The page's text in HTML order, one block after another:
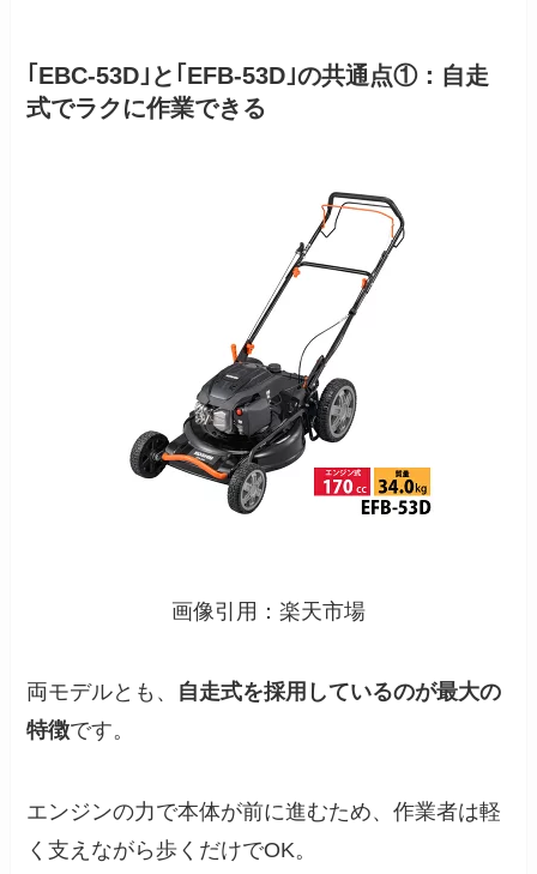
｢EBC-53D｣と｢EFB-53D｣の共通点①：自走
式でラクに作業できる
画像引用：楽天市場
両モデルとも、 自走式を採用しているのが最大の
特徴です。
エンジンの力で本体が前に進むため、作業者は軽
く支えながら歩くだけでOK。